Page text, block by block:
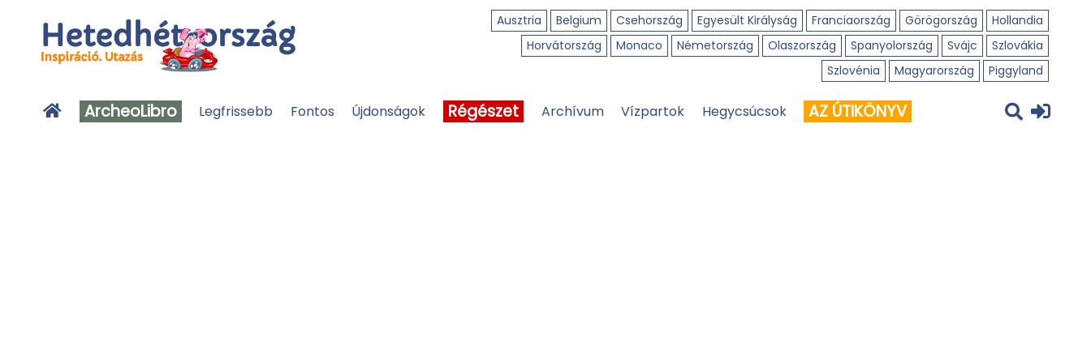
Ausztria Belgium Csehország Egyesült Királyság Franciaország Görögország
Hollandia
Horvátország
Monaco Németország Olaszország Spanyolország Svájc
Szlovákia
Szlovénia
Magyarország Piggyland
ArcheoLibro Legfrissebb Fontos Újdonságok Régészet Archívum Vízpartok Hegycsúcsok AZ ÚTIKÖNYV